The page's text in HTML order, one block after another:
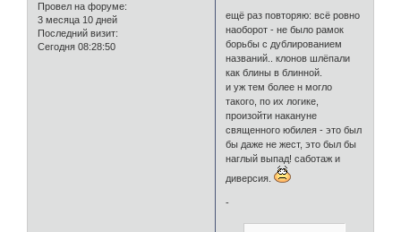
Провел на форуме:
3 месяца 10 дней
Последний визит:
Сегодня 08:28:50
ещё раз повторяю: всё ровно
наоборот - не было рамок
борьбы с дублированием
названий.. клонов шлёпали
как блины в блинной.
и уж тем более н могло
такого, по их логике,
произойти накануне
священного юбилея - это был
бы даже не жест, это был бы
наглый выпад! саботаж и
диверсия.
-